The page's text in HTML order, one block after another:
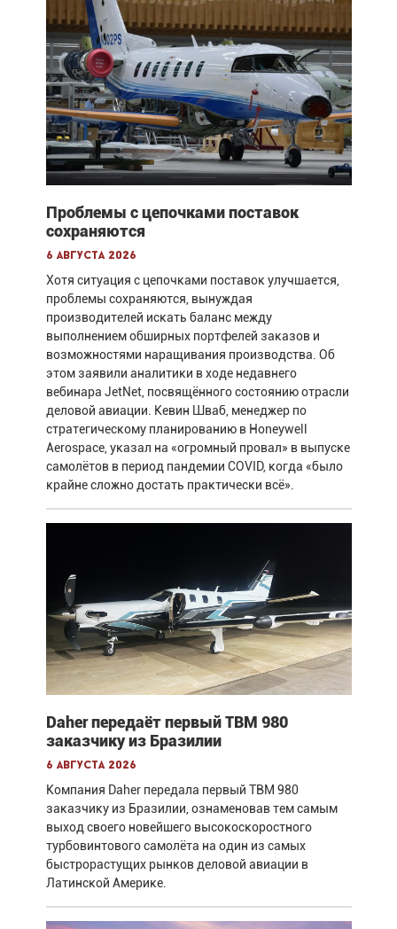
Проблемы с цепочками поставок
сохраняются
6 августа 2026
Хотя ситуация с цепочками поставок улучшается,
проблемы сохраняются, вынуждая
производителей искать баланс между
выполнением обширных портфелей заказов и
возможностями наращивания производства. Об
этом заявили аналитики в ходе недавнего
вебинара JetNet, посвящённого состоянию отрасли
деловой авиации. Кевин Шваб, менеджер по
стратегическому планированию в Honeywell
Aerospace, указал на «огромный провал» в выпуске
самолётов в период пандемии COVID, когда «было
крайне сложно достать практически всё».
Daher передаёт первый TBM 980
заказчику из Бразилии
6 августа 2026
Компания Daher передала первый TBM 980
заказчику из Бразилии, ознаменовав тем самым
выход своего новейшего высокоскоростного
турбовинтового самолёта на один из самых
быстрорастущих рынков деловой авиации в
Латинской Америке.